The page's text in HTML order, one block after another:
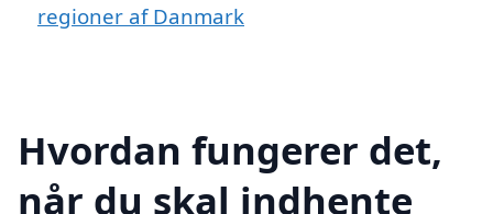
regioner af Danmark
Hvordan fungerer det,
når du skal indhente